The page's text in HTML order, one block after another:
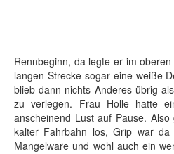
Rennbeginn, da legte er im
langen Strecke sogar eine weiße
blieb dann nichts Anderes übrig
zu verlegen. Frau Holle hatte
anscheinend Lust auf Pause.
kalter Fahrbahn los, Grip war da
Mangelware und wohl auch ein